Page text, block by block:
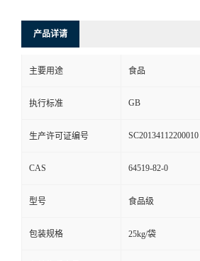
产品详请
主要用途 食品
执行标准 GB
生产许可证编号 SC20134112200010
CAS 64519-82-0
型号 食品级
包装规格 25kg/袋